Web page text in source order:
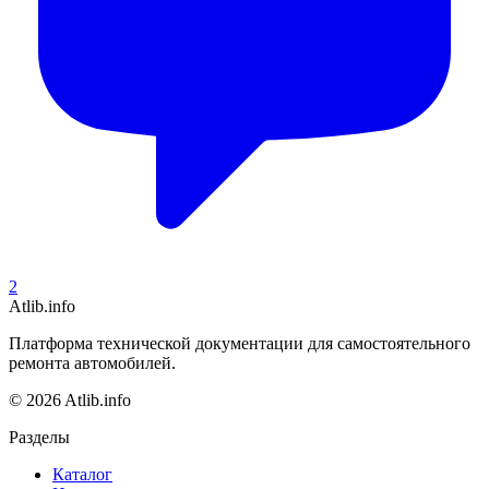
2
Atlib.info
Платформа технической документации для самостоятельного
ремонта автомобилей.
© 2026 Atlib.info
Разделы
Каталог